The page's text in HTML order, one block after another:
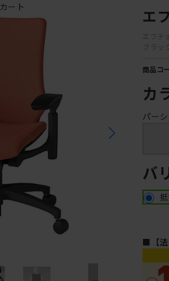
カート エ
エフチ
ブラッ
商品コ
カ
パー
バ
■【法